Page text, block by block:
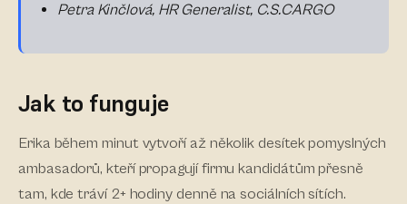
Petra Kinčlová, HR Generalist, C.S.CARGO
Jak to funguje
Erika během minut vytvoří až několik desítek pomyslných
ambasadorů, kteří propagují firmu kandidátům přesně
tam, kde tráví 2+ hodiny denně na sociálních sítích.